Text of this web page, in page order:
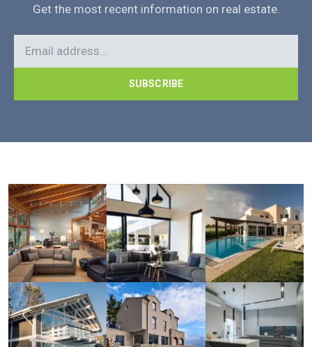
Get the most recent information on real estate.
SUBSCRIBE